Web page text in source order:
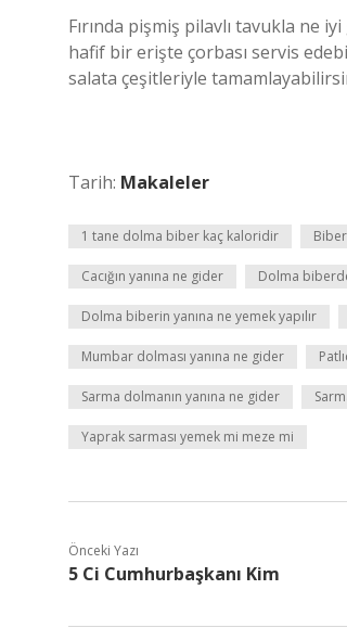
Fırında pişmiş pilavlı tavukla ne
hafif bir erişte çorbası servis
salata çeşitleriyle
Tarih: Makaleler
1 tane dolma biber kaç kaloridir
Cacığın yanına ne gider Dolma
Dolma biberin yanına ne yemek yapılır
Mumbar dolması yanına ne gider
Sarma dolmanın yanına ne gider
Yaprak sarması yemek mi meze mi
Önceki Yazı
5 Ci Cumhurbaşkanı Kim